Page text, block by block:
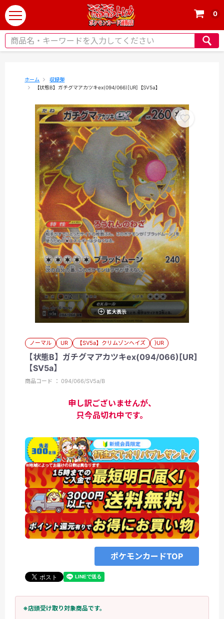
t
o
g
0
ホーム
収録弾
【状態B】ガチグマアカツキex(094/066)[UR]【SV5a】
拡大表示
ノーマル UR 【SV5a】クリムゾンヘイズ }UR
【状態B】ガチグマアカツキex(094/066)[UR]
【SV5a】
商品コード ： 094/066/SV5a/B
申し訳ございませんが、
只今品切れ中です。
ポケモンカードTOP
※店頭受け取り対象商品です。